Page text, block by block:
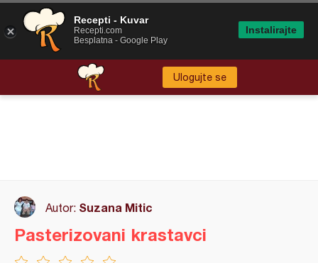
Ulogujte se
Autor: Suzana Mitic
Pasterizovani krastavci
Recepti - Kuvar
Recepti.com
Besplatna - Google Play
Instalirajte